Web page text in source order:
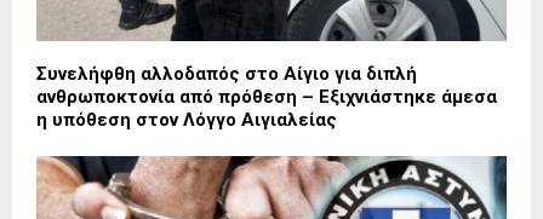
Συνελήφθη αλλοδαπός στο Αίγιο για διπλή
ανθρωποκτονία από πρόθεση – Εξιχνιάστηκε άμεσα
η υπόθεση στον Λόγγο Αιγιαλείας